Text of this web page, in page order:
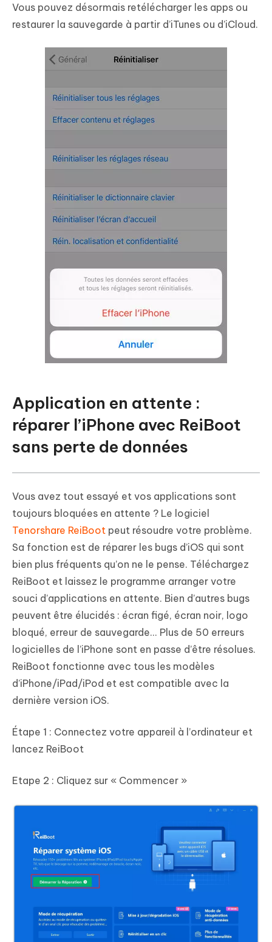
Vous pouvez désormais retélécharger les apps ou
restaurer la sauvegarde à partir d’iTunes ou d’iCloud.
Application en attente :
réparer l’iPhone avec ReiBoot
sans perte de données
Vous avez tout essayé et vos applications sont
toujours bloquées en attente ? Le logiciel
Tenorshare ReiBoot peut résoudre votre problème.
Sa fonction est de réparer les bugs d’iOS qui sont
bien plus fréquents qu’on ne le pense. Téléchargez
ReiBoot et laissez le programme arranger votre
souci d’applications en attente. Bien d’autres bugs
peuvent être élucidés : écran figé, écran noir, logo
bloqué, erreur de sauvegarde... Plus de 50 erreurs
logicielles de l’iPhone sont en passe d’être résolues.
ReiBoot fonctionne avec tous les modèles
d’iPhone/iPad/iPod et est compatible avec la
dernière version iOS.
Étape 1 : Connectez votre appareil à l’ordinateur et
lancez ReiBoot
Etape 2 : Cliquez sur « Commencer »